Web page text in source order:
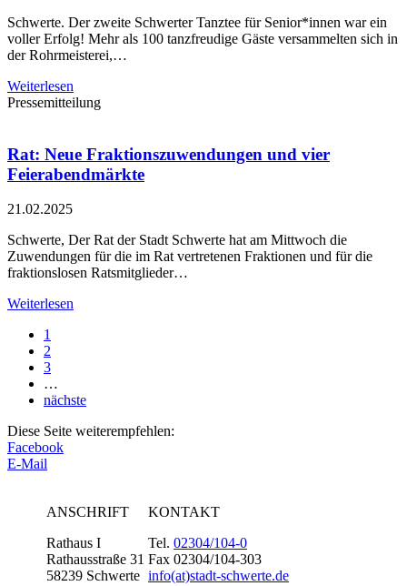
Schwerte. Der zweite Schwerter Tanztee für Senior*innen war ein
voller Erfolg! Mehr als 100 tanzfreudige Gäste versammelten sich in
der Rohrmeisterei,…
Weiterlesen
Pressemitteilung
Rat: Neue Fraktionszuwendungen und vier
Feierabendmärkte
21.02.2025
Schwerte, Der Rat der Stadt Schwerte hat am Mittwoch die
Zuwendungen für die im Rat vertretenen Fraktionen und für die
fraktionslosen Ratsmitglieder…
Weiterlesen
1
2
3
…
nächste
Diese Seite weiterempfehlen:
Facebook
E-Mail
ANSCHRIFT
Rathaus I
Rathausstraße 31
58239 Schwerte
KONTAKT
Tel. 02304/104-0
Fax 02304/104-303
info(at)stadt-schwerte.de